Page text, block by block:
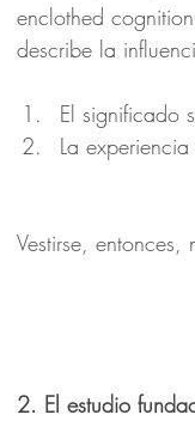
enclothed
describe la
El significado
La
Vestirse,
2. El estudio